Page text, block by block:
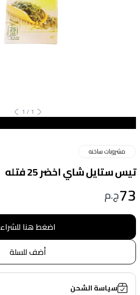
1
/
1
مشروبات ساخنه
تيس ستايل شاي اخضر 25 فتله
73ج.م
اضغط هنا للشراء
أضف للسلة
سياسة الشحن